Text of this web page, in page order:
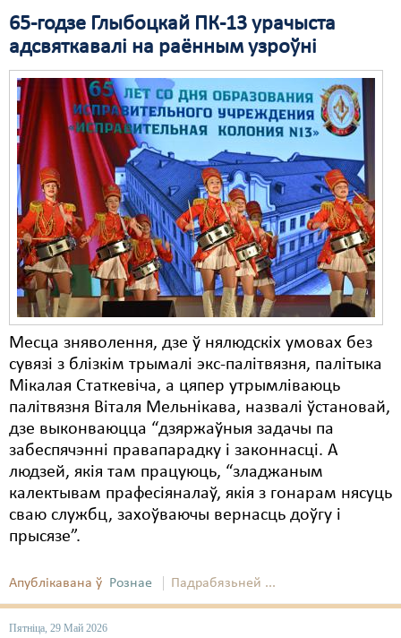
65-годзе Глыбоцкай ПК-13 урачыста
адсвяткавалі на раённым узроўні
Месца зняволення, дзе ў нялюдскіх умовах без
сувязі з блізкім трымалі экс-палітвязня, палітыка
Мікалая Статкевіча, а цяпер утрымліваюць
палітвязня Віталя Мельнікава, назвалі ўстановай,
дзе выконваюцца “дзяржаўныя задачы па
забеспячэнні правапарадку і законнасці. А
людзей, якія там працуюць, “зладжаным
калектывам прафесіяналаў, якія з гонарам нясуць
сваю службц, захоўваючы вернасць доўгу і
прысязе”.
Апублікавана ў Рознае Падрабязьней ...
Пятніца, 29 Май 2026
Свабода слова
Суд
Сьмяротнае пакараньне
Экалёгія
Правы працоўных
Сацыяльныя правы